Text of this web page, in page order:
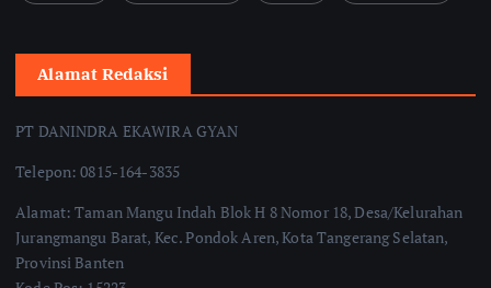
Alamat Redaksi
PT DANINDRA EKAWIRA GYAN
Telepon: 0815-164-3835
Alamat: Taman Mangu Indah Blok H 8 Nomor 18, Desa/Kelurahan
Jurangmangu Barat, Kec. Pondok Aren, Kota Tangerang Selatan,
Provinsi Banten